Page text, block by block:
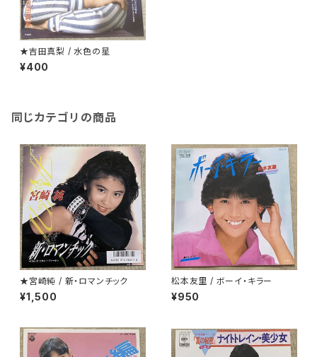
★吉田真梨 / 水色の星
¥400
同じカテゴリの商品
★宮崎純 / 新・ロマンチック
¥1,500
松本友里 / ボーイ・キラー
¥950